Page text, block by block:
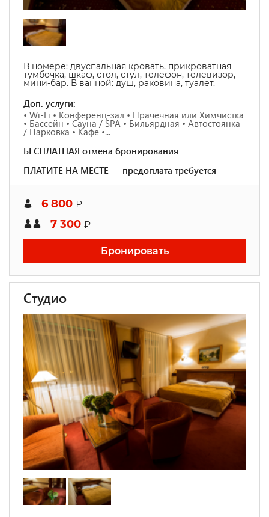
В номере: двуспальная кровать, прикроватная
тумбочка, шкаф, стол, стул, телефон, телевизор,
мини-бар. В ванной: душ, раковина, туалет.
Доп. услуги:
• Wi-Fi • Конференц-зал • Прачечная или Химчистка
• Бассейн • Сауна / SPA • Бильярдная • Автостоянка
/ Парковка • Кафе •...
БЕСПЛАТНАЯ отмена бронирования
ПЛАТИТЕ НА МЕСТЕ — предоплата требуется
6 800 ₽
7 300 ₽
Бронировать
Студио